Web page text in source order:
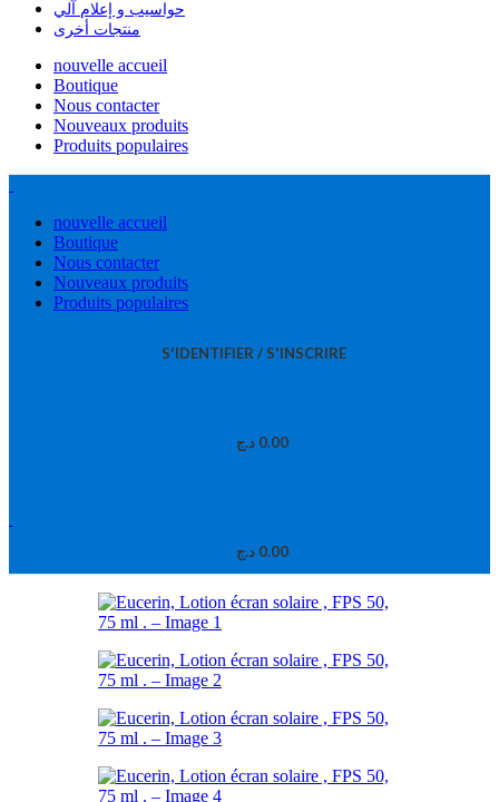
حواسيب و إعلام آلي
منتجات أخرى
nouvelle accueil
Boutique
Nous contacter
Nouveaux produits
Produits populaires
nouvelle accueil
Boutique
Nous contacter
Nouveaux produits
Produits populaires
S'IDENTIFIER / S'INSCRIRE
0.00 د.ج
0.00 د.ج